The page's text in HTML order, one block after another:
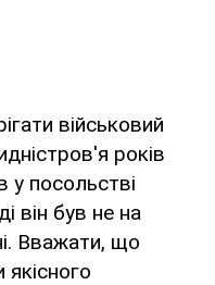
військовий
років
посольстві
він був не на
Вважати, що